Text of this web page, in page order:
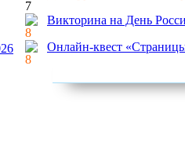
Викторина на День
Онлайн-квест